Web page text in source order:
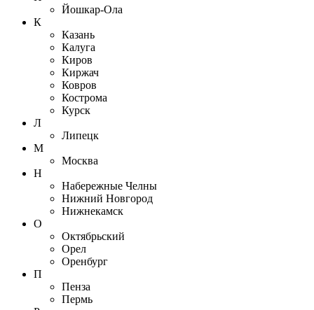
Йошкар-Ола
К
Казань
Калуга
Киров
Киржач
Ковров
Кострома
Курск
Л
Липецк
М
Москва
Н
Набережные Челны
Нижний Новгород
Нижнекамск
О
Октябрьский
Орел
Оренбург
П
Пенза
Пермь